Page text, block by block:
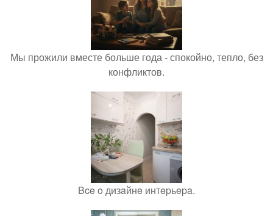
Мы прожили вместе больше года - спокойно, тепло, без
конфликтов.
Bce o дизaйнe интepьepa.